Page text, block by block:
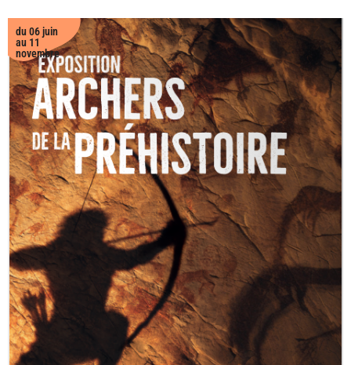
du 06 juin
au 11
novembre